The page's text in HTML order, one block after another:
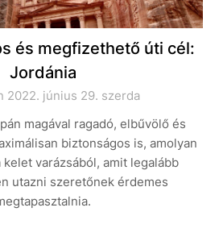
és megfizethető úti cél:
Jordánia
2022. június 29. szerda
magával ragadó, elbűvölő és
biztonságos is, amolyan
varázsából, amit legalább
utazni szeretőnek érdemes